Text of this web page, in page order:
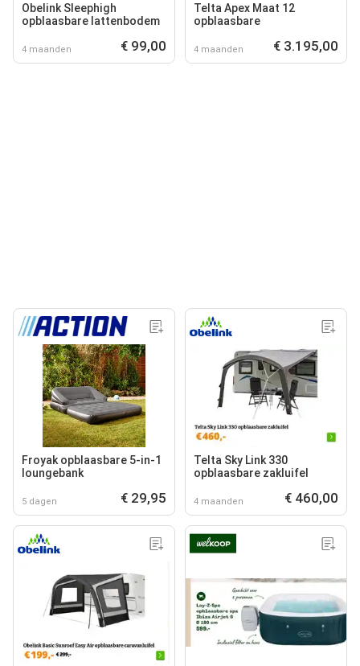
Obelink Sleephigh
opblaasbare lattenbodem
4 maanden € 99,00
Telta Apex Maat 12
opblaasbare
4 maanden € 3.195,00
Froyak opblaasbare 5-in-1
loungebank
5 dagen € 29,95
Telta Sky Link 330
opblaasbare zakluifel
4 maanden € 460,00